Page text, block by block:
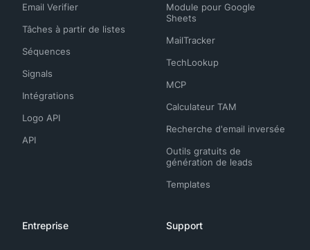
Email Verifier
Tâches à partir de listes
Séquences
Signals
Intégrations
Logo API
API
Module pour Google
Sheets
MailTracker
TechLookup
MCP
Calculateur TAM
Recherche d'email inversée
Outils gratuits de
génération de leads
Templates
Entreprise Support